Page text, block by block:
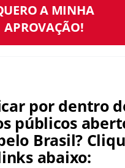
A MINHA
APROVAÇÃO!
por dentro
públicos
Brasil?
abaixo: